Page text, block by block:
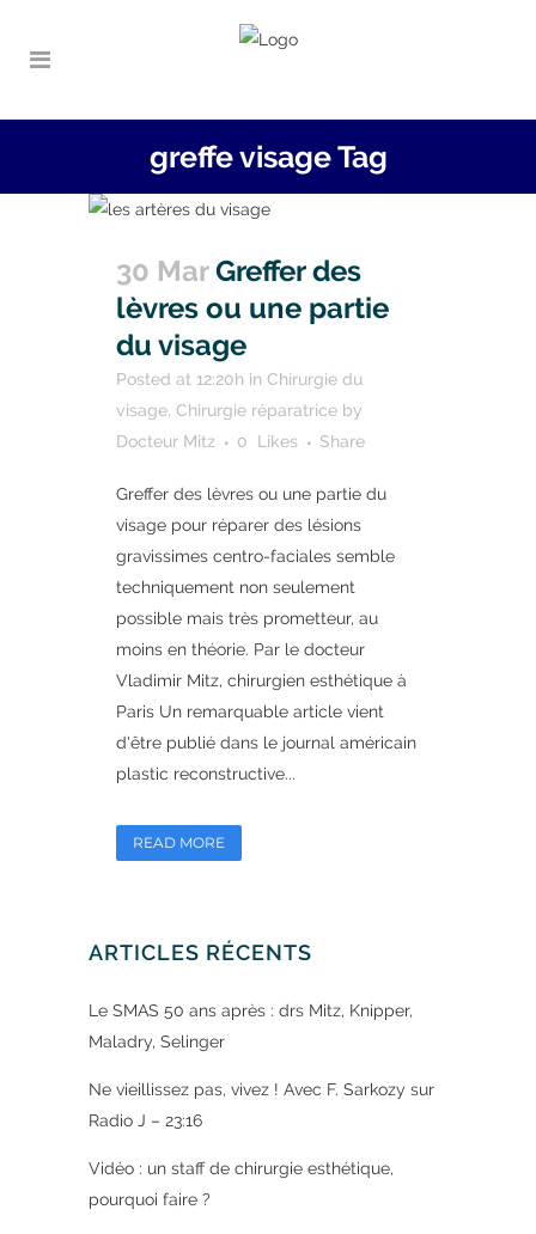
greffe visage Tag
30 Mar Greffer des
lèvres ou une partie
du visage
Posted at 12:20h in Chirurgie du
visage, Chirurgie réparatrice by
Docteur Mitz
0 Likes Share
Greffer des lèvres ou une partie du
visage pour réparer des lésions
gravissimes centro-faciales semble
techniquement non seulement
possible mais très prometteur, au
moins en théorie. Par le docteur
Vladimir Mitz, chirurgien esthétique à
Paris Un remarquable article vient
d'être publié dans le journal américain
plastic reconstructive...
READ MORE
ARTICLES RÉCENTS
Le SMAS 50 ans après : drs Mitz, Knipper,
Maladry, Selinger
Ne vieillissez pas, vivez ! Avec F. Sarkozy sur
Radio J – 23:16
Vidéo : un staff de chirurgie esthétique,
pourquoi faire ?